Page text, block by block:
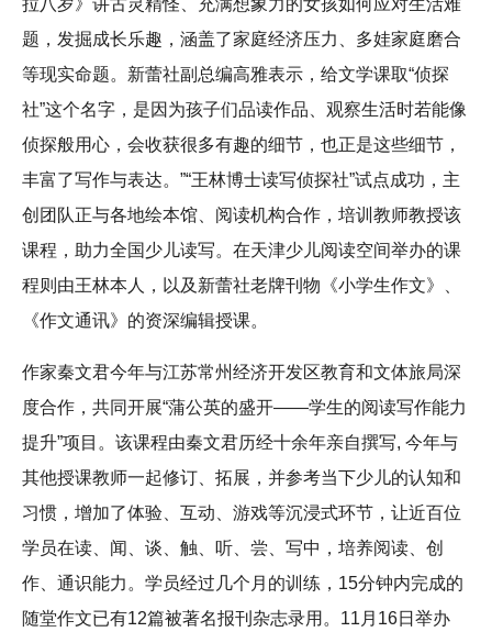
拉八岁》讲古灵精怪、充满想象力的女孩如何应对生活难
题，发掘成长乐趣，涵盖了家庭经济压力、多娃家庭磨合
等现实命题。新蕾社副总编高雅表示，给文学课取“侦探
社”这个名字，是因为孩子们品读作品、观察生活时若能像
侦探般用心，会收获很多有趣的细节，也正是这些细节，
丰富了写作与表达。”“王林博士读写侦探社”试点成功，主
创团队正与各地绘本馆、阅读机构合作，培训教师教授该
课程，助力全国少儿读写。在天津少儿阅读空间举办的课
程则由王林本人，以及新蕾社老牌刊物《小学生作文》、
《作文通讯》的资深编辑授课。
作家秦文君今年与江苏常州经济开发区教育和文体旅局深
度合作，共同开展“蒲公英的盛开——学生的阅读写作能力
提升”项目。该课程由秦文君历经十余年亲自撰写, 今年与
其他授课教师一起修订、拓展，并参考当下少儿的认知和
习惯，增加了体验、互动、游戏等沉浸式环节，让近百位
学员在读、闻、谈、触、听、尝、写中，培养阅读、创
作、通识能力。学员经过几个月的训练，15分钟内完成的
随堂作文已有12篇被著名报刊杂志录用。11月16日举办